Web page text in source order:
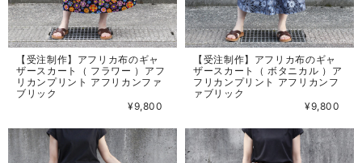
【受注制作】アフリカ布のギャ
ザースカート（ フラワー ）アフ
リカンプリント アフリカンファ
ブリック
¥9,800
【受注制作】アフリカ布のギャ
ザースカート（ ボタニカル ）ア
フリカンプリント アフリカンフ
ァブリック
¥9,800